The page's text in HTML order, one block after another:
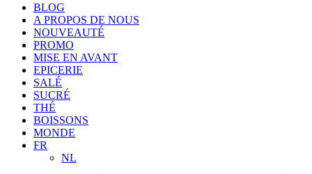
BLOG
A PROPOS DE NOUS
NOUVEAUTÉ
PROMO
MISE EN AVANT
EPICERIE
SALÉ
SUCRÉ
THÉ
BOISSONS
MONDE
FR
NL